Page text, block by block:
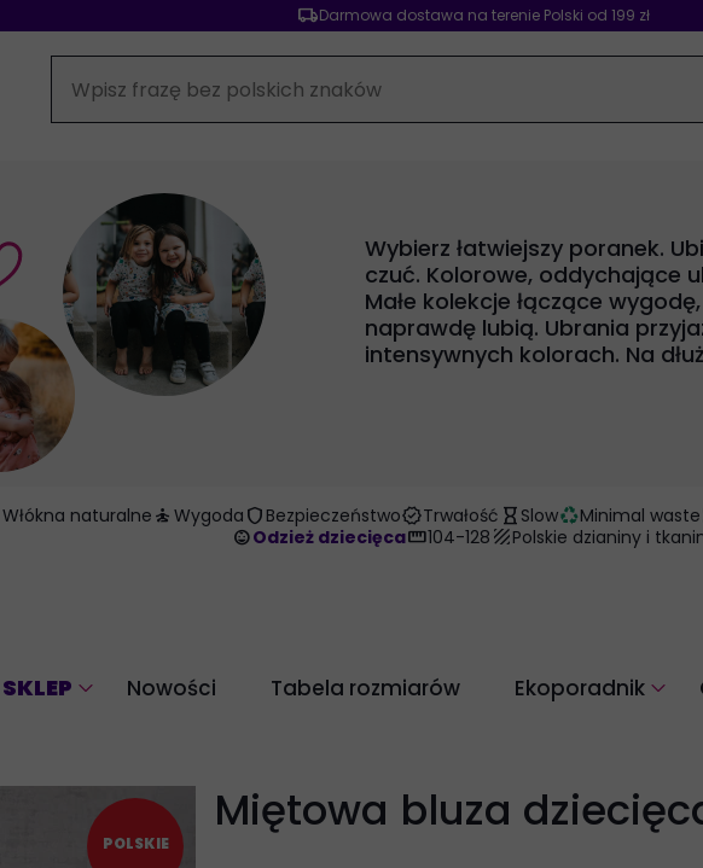
SKLEP
Bluzy
Komplety
Nowości Tabela rozmiarów Ekoporadnik
Dbaj o środowisko
local_shippingDarmowa dostawa na terenie Polski od 199 zł
Wybierz łatwiejszy poranek.
czuć. Kolorowe, oddychające
Małe kolekcje łączące
naprawdę lubią. Ubrania
intensywnych kolorach. Na
Włókna naturalne self_improvement Wygoda shield BezpieczeństwoverifiedTrwałość hourglass_empty SlowrecyclingMinimal waste
child_careOdzież dziecięcastraighten104-128 texturePolskie dzianiny i
POLSKIE
Miętowa bluza